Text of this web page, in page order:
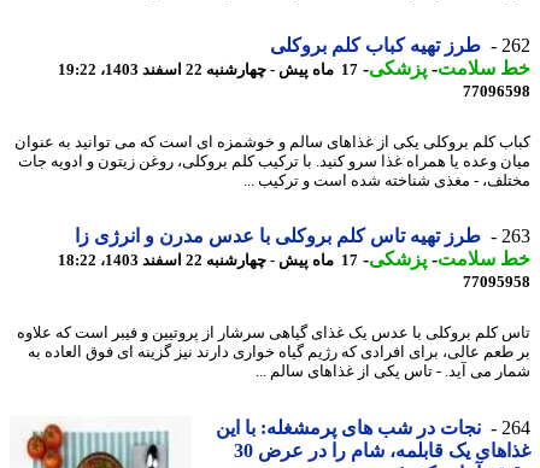
طرز تهیه کباب کلم بروکلی
سلامت-پزشکی-17 ماه پیش - چهارشنبه 22 اسفند 1403، 19:22
کلم بروکلی یکی از غذاهای سالم و خوشمزه ای است که می توانید به عنوان
وعده یا همراه غذا سرو کنید. با ترکیب کلم بروکلی، روغن زیتون و ادویه جات
- مغذی شناخته شده است و ترکیب ...
طرز تهیه تاس کلم بروکلی با عدس مدرن و انرژی زا
سلامت-پزشکی-17 ماه پیش - چهارشنبه 22 اسفند 1403، 18:22
کلم بروکلی با عدس یک غذای گیاهی سرشار از پروتیین و فیبر است که علاوه
عالی، برای افرادی که رژیم گیاه خواری دارند نیز گزینه ای فوق العاده به
می آید. - تاس یکی از غذاهای سالم ...
نجات در شب های پرمشغله: با این
غذاهای یک قابلمه، شام را در عرض 30